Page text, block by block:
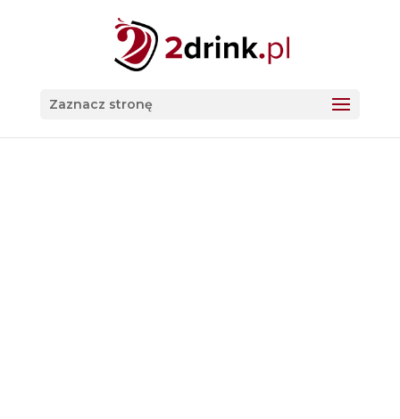
Zaznacz stronę